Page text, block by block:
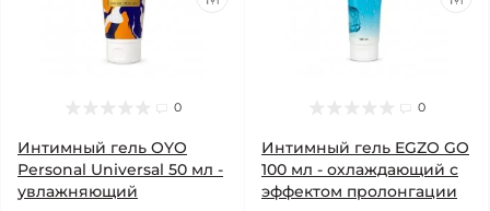
0
Интимный гель OYO
Personal Universal 50 мл -
увлажняющий
0
Интимный гель EGZO GO
100 мл - охлаждающий с
эффектом пролонгации